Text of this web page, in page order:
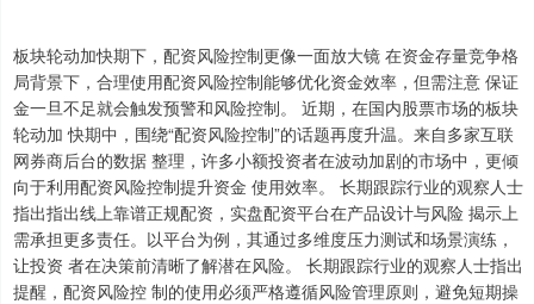
板块轮动加快期下，配资风险控制更像一面放大镜 在资金存量竞争格
局背景下，合理使用配资风险控制能够优化资金效率，但需注意 保证
金一旦不足就会触发预警和风险控制。 近期，在国内股票市场的板块
轮动加 快期中，围绕“配资风险控制”的话题再度升温。来自多家互联
网券商后台的数据 整理，许多小额投资者在波动加剧的市场中，更倾
向于利用配资风险控制提升资金 使用效率。 长期跟踪行业的观察人士
指出指出线上靠谱正规配资，实盘配资平台在产品设计与风险 揭示上
需承担更多责任。以平台为例，其通过多维度压力测试和场景演练，
让投资 者在决策前清晰了解潜在风险。 长期跟踪行业的观察人士指出
提醒，配资风险控 制的使用必须严格遵循风险管理原则，避免短期操